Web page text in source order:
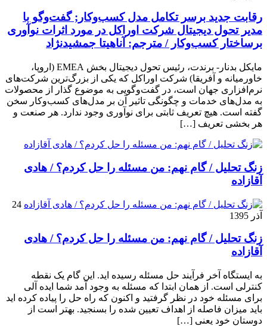
رقابت جدید برسر تکامل مدل کسب‌و‌کار; گفت‌وگو با
مدیر تحول دیجیتال شرکت اوراکل در مورد اثرات نوآوری
برساختار کسب‌وکار / مترجم: آناهیتا جمشیدنژاد
مایکل بدنار- برندت، رئیس تحول دیجیتال بخش EMEA (اروپا،
خاورمیانه و آفریقا) شرکت اوراکل که یکی از بزرگ‌ترین شرکت‌های
نرم‌افزاری جهان است، در گفت‌وگویی به موضوع گذار از محصولات
به مدل‌های خدمات و چگونگی تاثیر آن بر مدل‌های کسب‌و‌کار سخن
گفته است. هیچ تعریف ثابتی برای نوآوری وجود ندارد. هر صنعت و
هر بخشی تعریف […]
زنگ تحلیل / گام نهم: من مسئله را حل کردم؟ / هادی
آقازاده
24
آذر 1395
زنگ تحلیل / گام نهم: من مسئله را حل کردم؟ / هادی
آقازاده
به ایستگاه آخر فرآیند حل مسئله رسیده اید. این گام یک نقطه
کنترلی است. از همان ابتدا که مسئله به وجود آمد شما ایده آلی
برای مسئله خود در نظر گرفتید و اکنون که راه حل را پیاده کرده اید
باید میزان فاصله از اهداف تعیین شده را بسنجید. بهتر است از
دوستان خود یعنی […]